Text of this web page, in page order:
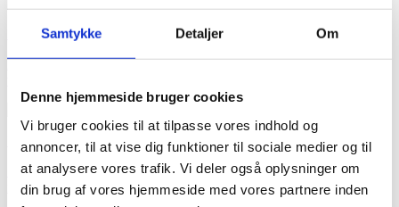
Samtykke Detaljer Om
Denne hjemmeside bruger cookies
Vi bruger cookies til at tilpasse vores indhold og
annoncer, til at vise dig funktioner til sociale medier og til
at analysere vores trafik. Vi deler også oplysninger om
din brug af vores hjemmeside med vores partnere inden
Interview med Eddi Jarl
28/10/2016- Eddi Jarl er en mand, der trives med at have mange
Interview med Jesper Thomsen
17/10/2016- Jesper Thomsen er en fast del af den nationale
fredagsunderholdning. Du har måske ikke set ha...